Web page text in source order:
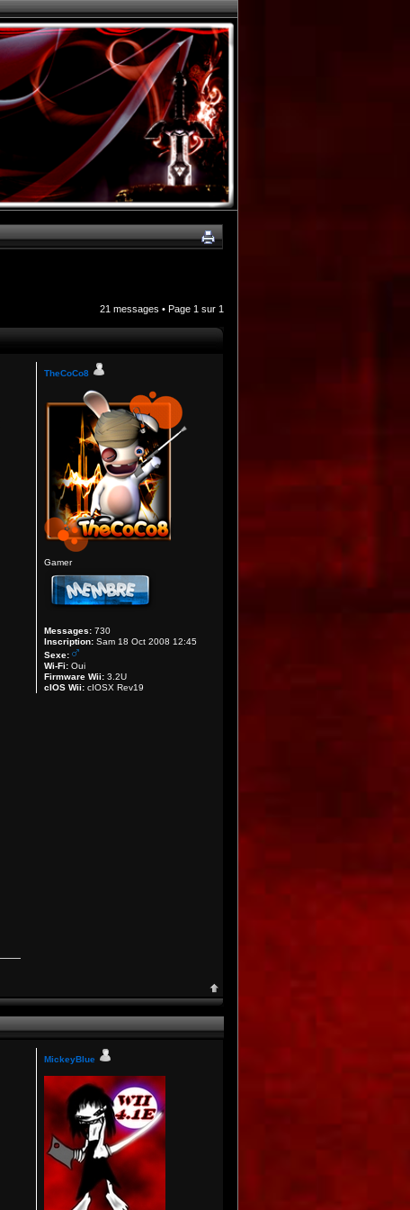
21 messages • Page 1 sur 1
TheCoCo8
Gamer
Messages: 730
Inscription: Sam 18 Oct 2008 12:45
Sexe:
Wi-Fi: Oui
Firmware Wii: 3.2U
cIOS Wii: cIOSX Rev19
MickeyBlue